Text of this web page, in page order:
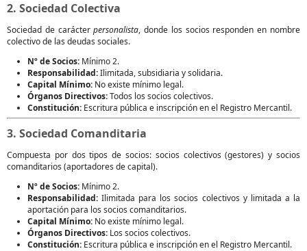
2. Sociedad Colectiva
Sociedad de carácterpersonalista, donde los socios responden en nombre
colectivo de las deudas sociales.
Nº de Socios: Mínimo 2.
Responsabilidad:Ilimitada, subsidiaria y solidaria.
Capital Mínimo: No existe mínimo legal.
Órganos Directivos:Todos los socios colectivos.
Constitución: Escritura pública e inscripción en el Registro Mercantil.
3. Sociedad Comanditaria
Compuesta por dos tipos de socios: socios colectivos (gestores) y socios
comanditarios (aportadores de capital).
Nº de Socios: Mínimo 2.
Responsabilidad: Ilimitada para los socios colectivos y limitada a la
aportación para los socios comanditarios.
Capital Mínimo: No existe mínimo legal.
Órganos Directivos: Los socios colectivos.
Constitución: Escritura pública e inscripción en el Registro Mercantil.